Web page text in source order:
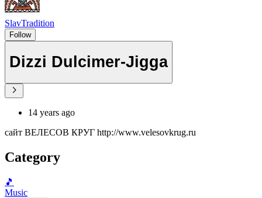
SlavTradition
Follow
Dizzi Dulcimer-Jigga
14 years ago
сайт ВЕЛЕСОВ КРУГ http://www.velesovkrug.ru
Category
🎵
Music